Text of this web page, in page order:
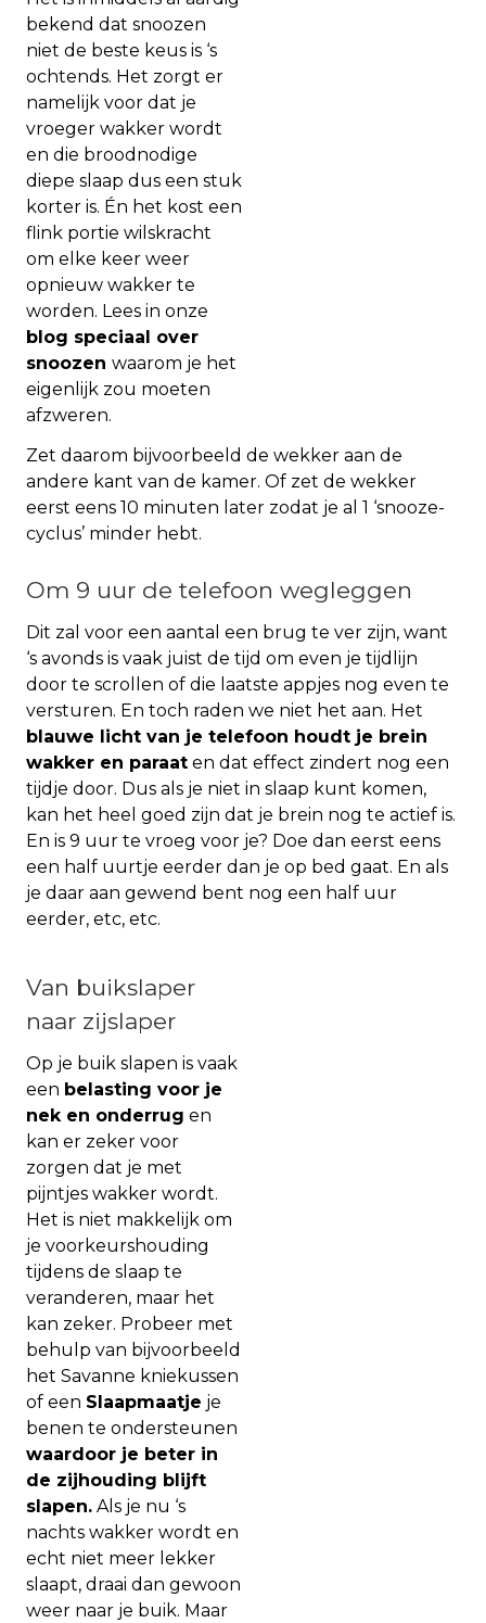
bekend dat snoozen
niet de beste keus is ‘s
ochtends. Het zorgt er
namelijk voor dat je
vroeger wakker wordt
en die broodnodige
diepe slaap dus een stuk
korter is. Én het kost een
flink portie wilskracht
om elke keer weer
opnieuw wakker te
worden. Lees in onze
blog speciaal over
snoozen waarom je het
eigenlijk zou moeten
afzweren.
Zet daarom bijvoorbeeld de wekker aan de
andere kant van de kamer. Of zet de wekker
eerst eens 10 minuten later zodat je al 1 ‘snooze-
cyclus’ minder hebt.
Om 9 uur de telefoon wegleggen
Dit zal voor een aantal een brug te ver zijn, want
‘s avonds is vaak juist de tijd om even je tijdlijn
door te scrollen of die laatste appjes nog even te
versturen. En toch raden we niet het aan. Het
blauwe licht van je telefoon houdt je brein
wakker en paraat en dat effect zindert nog een
tijdje door. Dus als je niet in slaap kunt komen,
kan het heel goed zijn dat je brein nog te actief is.
En is 9 uur te vroeg voor je? Doe dan eerst eens
een half uurtje eerder dan je op bed gaat. En als
je daar aan gewend bent nog een half uur
eerder, etc, etc.
Van buikslaper
naar zijslaper
Op je buik slapen is vaak
een belasting voor je
nek en onderrug en
kan er zeker voor
zorgen dat je met
pijntjes wakker wordt.
Het is niet makkelijk om
je voorkeurshouding
tijdens de slaap te
veranderen, maar het
kan zeker. Probeer met
behulp van bijvoorbeeld
het Savanne kniekussen
of een Slaapmaatje je
benen te ondersteunen
waardoor je beter in
de zijhouding blijft
slapen. Als je nu ‘s
nachts wakker wordt en
echt niet meer lekker
slaapt, draai dan gewoon
weer naar je buik. Maar